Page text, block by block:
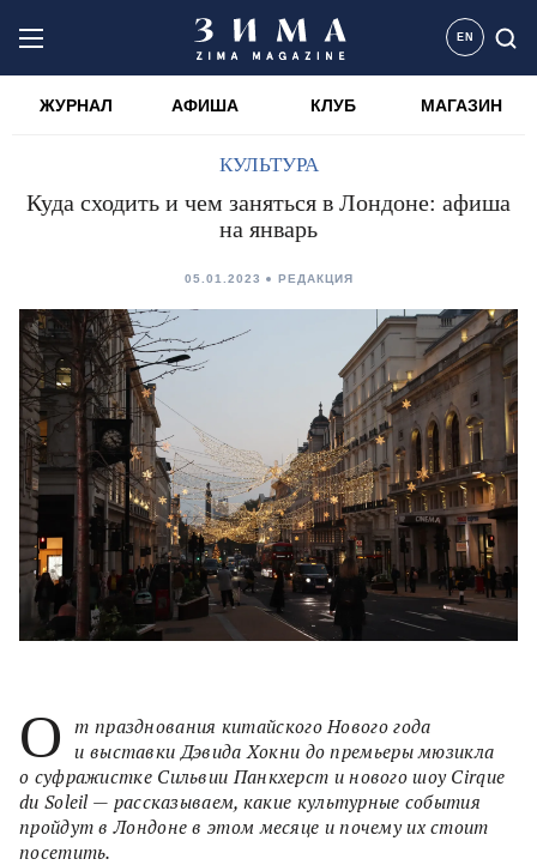
EN
ЖУРНАЛ АФИША КЛУБ МАГАЗИН
КУЛЬТУРА
Куда сходить и чем заняться в Лондоне: афиша
на январь
05.01.2023 РЕДАКЦИЯ
О
т празднования китайского Нового года
и выставки Дэвида Хокни до премьеры мюзикла
о суфражистке Сильвии Панкхерст и нового шоу Cirque
du Soleil — рассказываем, какие культурные события
пройдут в Лондоне в этом месяце и почему их стоит
посетить.